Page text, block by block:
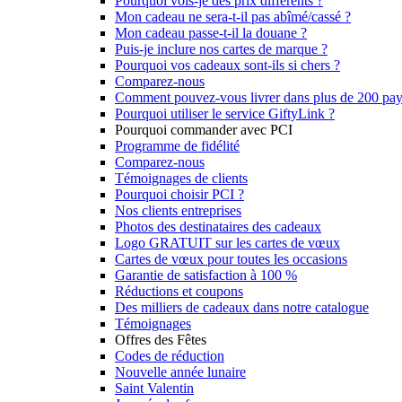
Mon cadeau ne sera-t-il pas abîmé/cassé ?
Mon cadeau passe-t-il la douane ?
Puis-je inclure nos cartes de marque ?
Pourquoi vos cadeaux sont-ils si chers ?
Comparez-nous
Comment pouvez-vous livrer dans plus de 200
Pourquoi utiliser le service GiftyLink ?
Pourquoi commander avec PCI
Programme de fidélité
Comparez-nous
Témoignages de clients
Pourquoi choisir PCI ?
Nos clients entreprises
Photos des destinataires des cadeaux
Logo GRATUIT sur les cartes de vœux
Cartes de vœux pour toutes les occasions
Garantie de satisfaction à 100 %
Réductions et coupons
Des milliers de cadeaux dans notre catalogue
Témoignages
Offres des Fêtes
Codes de réduction
Nouvelle année lunaire
Saint Valentin